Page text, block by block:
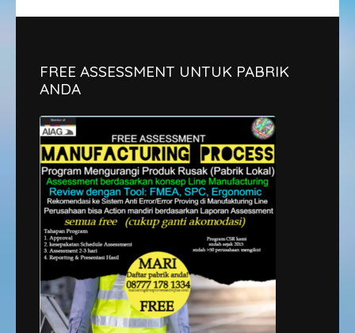
FREE ASSESSMENT UNTUK PABRIK
ANDA